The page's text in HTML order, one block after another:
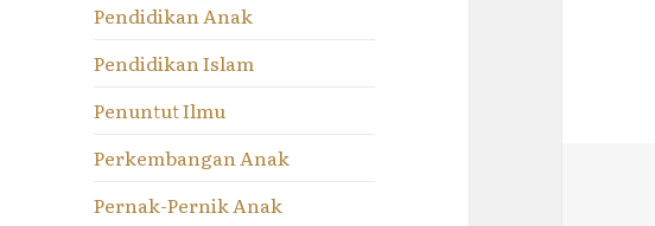
Pendidikan Anak
Pendidikan Islam
Penuntut Ilmu
Perkembangan Anak
Pernak-Pernik Anak